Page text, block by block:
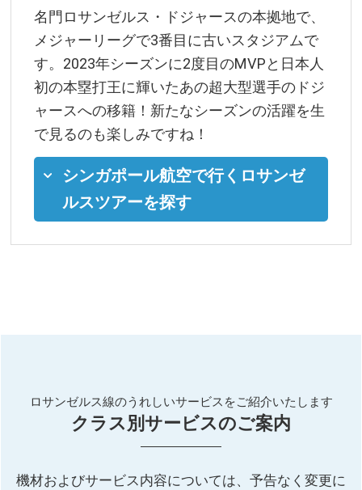
名門ロサンゼルス・ドジャースの本拠地で、
メジャーリーグで3番目に古いスタジアムで
す。2023年シーズンに2度目のMVPと日本人
初の本塁打王に輝いたあの超大型選手のドジ
ャースへの移籍！新たなシーズンの活躍を生
で見るのも楽しみですね！
シンガポール航空で行くロサンゼ
ルスツアーを探す
ロサンゼルス線のうれしいサービスをご紹介いたします
クラス別サービスのご案内
機材およびサービス内容については、予告なく変更に